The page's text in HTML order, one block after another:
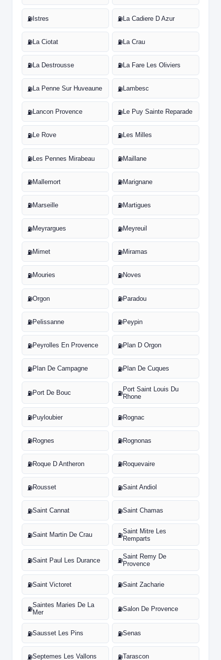
⛽Istres ⛽La Cadiere D Azur
⛽La Ciotat ⛽La Crau
⛽La Destrousse ⛽La Fare Les Oliviers
⛽La Penne Sur Huveaune ⛽Lambesc
⛽Lancon Provence ⛽Le Puy Sainte Reparade
⛽Le Rove ⛽Les Milles
⛽Les Pennes Mirabeau ⛽Maillane
⛽Mallemort ⛽Marignane
⛽Marseille ⛽Martigues
⛽Meyrargues ⛽Meyreuil
⛽Mimet ⛽Miramas
⛽Mouries ⛽Noves
⛽Orgon ⛽Paradou
⛽Pelissanne ⛽Peypin
⛽Peyrolles En Provence ⛽Plan D Orgon
⛽Plan De Campagne ⛽Plan De Cuques
⛽Port De Bouc ⛽
Port Saint Louis Du
Rhone
⛽Puyloubier ⛽Rognac
⛽Rognes ⛽Rognonas
⛽Roque D Antheron ⛽Roquevaire
⛽Rousset ⛽Saint Andiol
⛽Saint Cannat ⛽Saint Chamas
⛽Saint Martin De Crau ⛽
Saint Mitre Les
Remparts
⛽Saint Paul Les Durance ⛽
Saint Remy De
Provence
⛽Saint Victoret ⛽Saint Zacharie
⛽
Saintes Maries De La
Mer
⛽Salon De Provence
⛽Sausset Les Pins ⛽Senas
⛽Septemes Les Vallons ⛽Tarascon